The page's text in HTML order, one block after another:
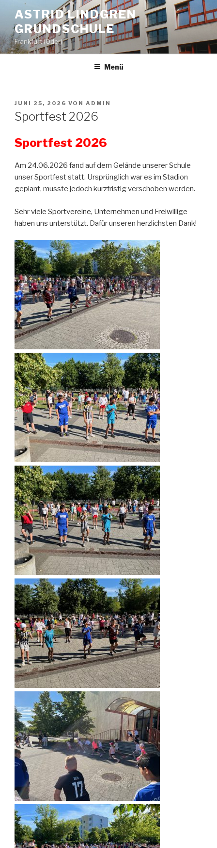
Inhalt
springen
ASTRID LINDGREN
GRUNDSCHULE
Frankfurt (Oder)
Menü
VERÖFFENTLICHT
AM
JUNI 25, 2026 VON ADMIN
Sportfest 2026
Sportfest 2026
Am 24.06.2026 fand auf dem Gelände unserer Schule
unser Sportfest statt. Ursprünglich war es im Stadion
geplant, musste jedoch kurzfristig verschoben werden.
Sehr viele Sportvereine, Unternehmen und Freiwillige
haben uns unterstützt. Dafür unseren herzlichsten Dank!